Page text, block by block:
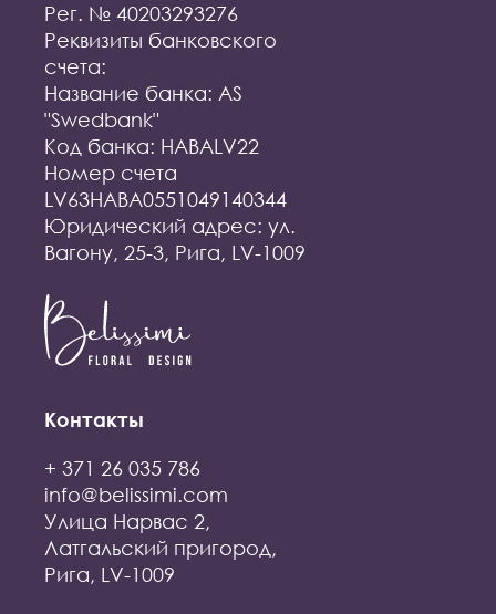
Рег. № 40203293276
Реквизиты банковского
счета:
Название банка: AS
"Swedbank"
Код банка: HABALV22
Номер счета
LV63HABA0551049140344
Юридический адрес: ул.
Вагону, 25-3, Рига, LV-1009
Контакты
+ 371 26 035 786
info@belissimi.com
Улица Нарвас 2,
Латгальский пригород,
Рига, LV-1009